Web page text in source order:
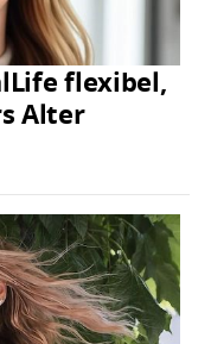
flexibel,
Alter